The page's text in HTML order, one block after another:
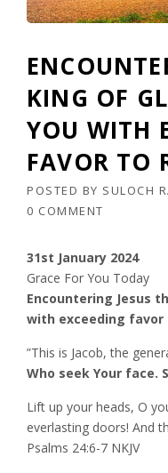
KING OF
YOU WITH
FAVOR TO
POSTED BY SULOCH
0 COMMENT
31st January 2024
Grace For You Today
Encountering Jesus
with exceeding favor
”This is Jacob, the
Who seek Your face.
Lift up your heads, O
everlasting doors! And
‭‭Psalms‬ ‭24‬:‭6‬-‭7‬ ‭NKJV‬‬